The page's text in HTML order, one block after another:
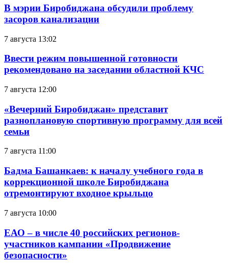
В мэрии Биробиджана обсудили проблему
засоров канализации
7 августа 13:02
Ввести режим повышенной готовности
рекомендовано на заседании областной КЧС
7 августа 12:00
«Вечерний Биробиджан» представит
разноплановую спортивную программу для всей
семьи
7 августа 11:00
Бадма Башанкаев: к началу учебного года в
коррекционной школе Биробиджана
отремонтируют входное крыльцо
7 августа 10:00
ЕАО – в числе 40 российских регионов-
участников кампании «Продвижение
безопасности»